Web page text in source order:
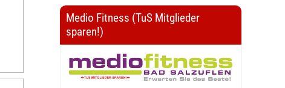
Medio Fitness (TuS Mitglieder
sparen!)